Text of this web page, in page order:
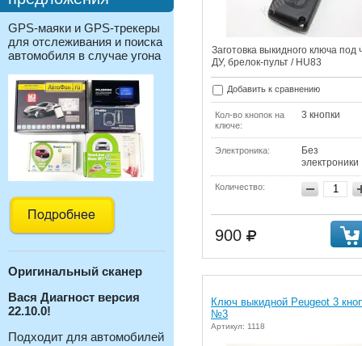
GPS-маяки и GPS-трекеры
для отслеживания и поиска
автомобиля в случае угона
Оригинальный сканер
Вася Диагност версия
22.10.0!
Подходит для автомобилей
Заготовка выкидного ключа под
ДУ, брелок-пульт / HU83
Добавить к сравнению
Кол-во кнопок на
ключе:
3 кнопки
Электроника:
Без
электроники
Количество:
900
Ключ выкидной Peugeot 3
№3
Артикул: 1118